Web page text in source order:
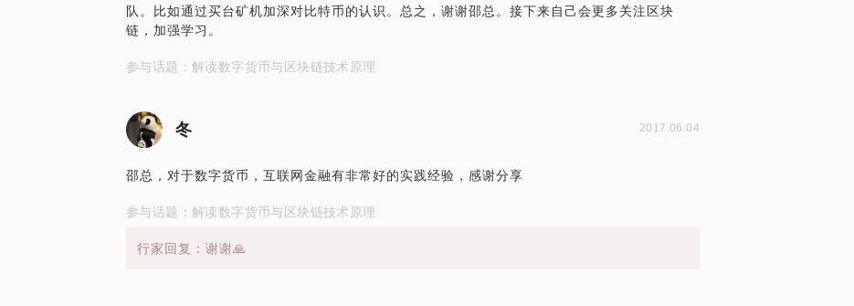
队。比如通过买台矿机加深对比特币的认识。总之，谢谢邵总。接下来自己会更多关注区块
链，加强学习。
参与话题：解读数字货币与区块链技术原理
冬 2017.06.04
邵总，对于数字货币，互联网金融有非常好的实践经验，感谢分享
参与话题：解读数字货币与区块链技术原理
行家回复：谢谢🙏